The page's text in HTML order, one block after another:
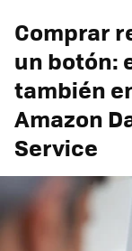
Comprar
un botón:
también
Amazon
Service